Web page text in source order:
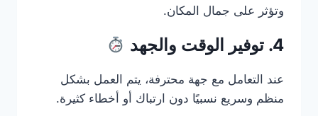
وتؤثر على جمال المكان.
4. توفير الوقت والجهد
عند التعامل مع جهة محترفة، يتم العمل بشكل
منظم وسريع نسبيًا دون ارتباك أو أخطاء كثيرة.